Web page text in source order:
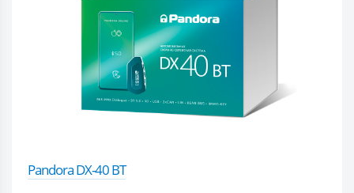
Pandora DX-40 BT